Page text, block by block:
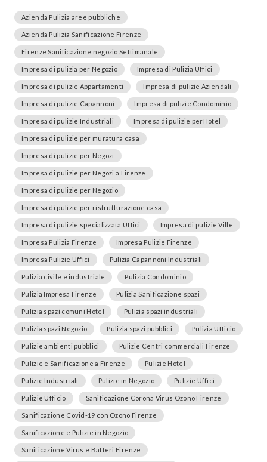
Azienda Pulizia aree pubbliche
Azienda Pulizia Sanificazione Firenze
Firenze Sanificazione negozio Settimanale
Impresa di pulizia per Negozio Impresa di Pulizia Uffici
Impresa di pulizie Appartamenti Impresa di pulizie Aziendali
Impresa di pulizie Capannoni Impresa di pulizie Condominio
Impresa di pulizie Industriali Impresa di pulizie perHotel
Impresa di pulizie per muratura casa
Impresa di pulizie per Negozi
Impresa di pulizie per Negozi a Firenze
Impresa di pulizie per Negozio
Impresa di pulizie per ristrutturazione casa
Impresa di pulizie specializzata Uffici Impresa di pulizie Ville
Impresa Pulizia Firenze Impresa Pulizie Firenze
Impresa Pulizie Uffici Pulizia Capannoni Industriali
Pulizia civile e industriale Pulizia Condominio
Pulizia Impresa Firenze Pulizia Sanificazione spazi
Pulizia spazi comuni Hotel Pulizia spazi industriali
Pulizia spazi Negozio Pulizia spazi pubblici Pulizia Ufficio
Pulizie ambienti pubblici Pulizie Centri commerciali Firenze
Pulizie e Sanificazione a Firenze Pulizie Hotel
Pulizie Industriali Pulizie in Negozio Pulizie Uffici
Pulizie Ufficio Sanificazione Corona Virus Ozono Firenze
Sanificazione Covid-19 con Ozono Firenze
Sanificazione e Pulizie in Negozio
Sanificazione Virus e Batteri Firenze